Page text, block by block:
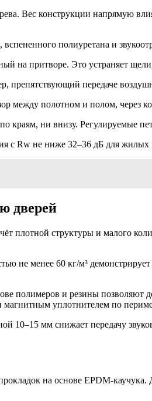
Вес конструкции напрямую
полиуретана и
притворе. Это устраняет
препятствующий передаче
между полотном и полом, через
краям, ни внизу. Регулируемые
с Rw не ниже 32–36 дБ для
дверей
плотной структуры и малого
не менее 60 кг/м³
полимеров и резины
уплотнителем по
10–15 мм снижает передачу
на основе EPDM-